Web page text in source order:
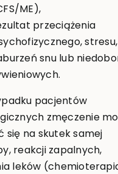
ME),
przeciążenia
stresu,
snu lub
pacjentów
zmęczenie
się na skutek samej
reakcji zapalnych,
leków